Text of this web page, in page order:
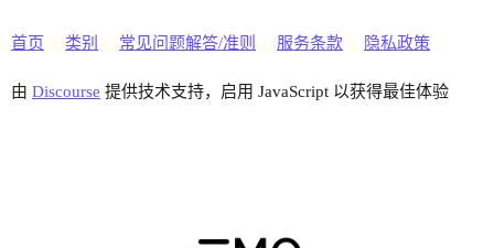
首页 类别 常见问题解答/准则 服务条款 隐私政策
由 Discourse 提供技术支持，启用 JavaScript 以获得最佳体验